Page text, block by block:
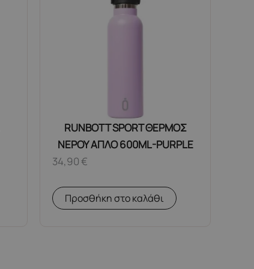
RUNBOTT SPORT ΘΕΡΜΟΣ
ΝΕΡΟΥ ΑΠΛΟ 600ML-PURPLE
34,90€
Προσθήκη στο καλάθι